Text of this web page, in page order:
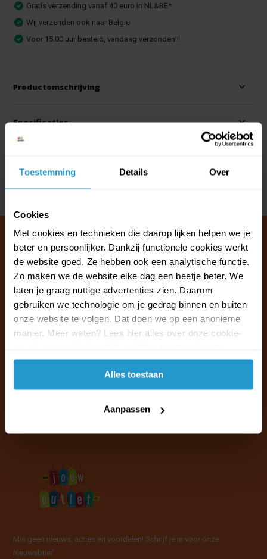
Toestemming Details Over
Cookies
Met cookies en technieken die daarop lijken helpen we je
beter en persoonlijker. Dankzij functionele cookies werkt
de website goed. Ze hebben ook een analytische functie.
Zo maken we de website elke dag een beetje beter. We
laten je graag nuttige advertenties zien. Daarom
gebruiken we technologie om je gedrag binnen en buiten
onze website te volgen. Dat doen we op een anonieme
manier. Meer weten? Lees hier alles over onze cookie-
accepteren.
Alles toestaan
Aanpassen
Gratis verzending vanaf 40 euro in NL&BE*
Wij verzenden ook naar Belgie
Voor 15.00 uur besteld, vandaag verzonden!!
Productomschrijving
Specificaties
Delen
Klantenservice & FAQ
Ma t/m vr van 09:30 - 16:00 telefonisch
+31 (0)13 785 62 41
Naar de klantenservice & FAQ
Mis geen nieuws, acties en voordelen! Schrijf je in voor onze
nieuwsbrief